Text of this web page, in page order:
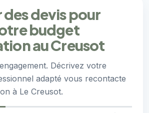
des devis pour
budget
au Creusot
Décrivez votre
adapté vous recontacte
à Le Creusot.